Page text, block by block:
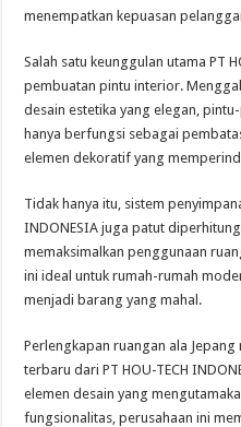
menempatkan kepuasan
Salah satu keunggulan utama PT
pembuatan pintu interior.
desain estetika yang elegan,
hanya berfungsi sebagai
elemen dekoratif yang
Tidak hanya itu, sistem
INDONESIA juga patut
memaksimalkan penggunaan
ini ideal untuk rumah-rumah
menjadi barang yang mahal.
Perlengkapan ruangan ala
terbaru dari PT HOU-TECH
elemen desain yang
fungsionalitas, perusahaan ini